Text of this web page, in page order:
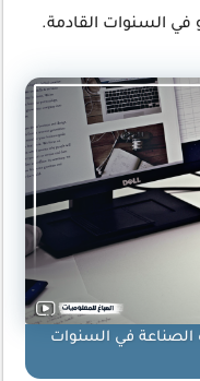
السنوات القادمة.
في السنوات